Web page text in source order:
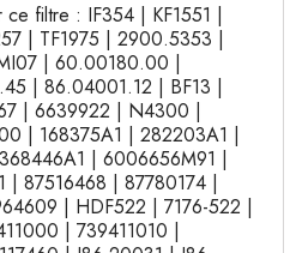
filtre : IF354 | KF1551 |
| TF1975 | 2900.5353 |
| 60.00180.00 |
| 86.04001.12 | BF13 |
| 6639922 | N4300 |
| 168375A1 | 282203A1 |
| 6006656M91 |
87516468 | 87780174 |
| HDF522 | 7176-522 |
| 739411010 |